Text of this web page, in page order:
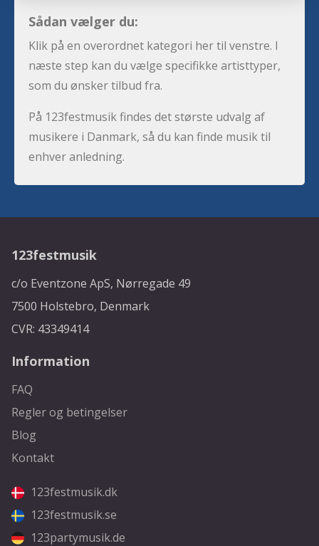
Sådan vælger du:
Klik på en overordnet kategori her til venstre. I
næste step kan du vælge specifikke artisttyper,
som du ønsker tilbud fra.
På 123festmusik findes det største udvalg af
musikere i Danmark, så du kan finde musik til
enhver anledning.
123festmusik
c/o Eventzone ApS, Nørregade 49
7500 Holstebro, Denmark
CVR: 43349414
Information
FAQ
Regler og betingelser
Blog
Kontakt
123festmusik.dk
123festmusik.se
123partymusik.de